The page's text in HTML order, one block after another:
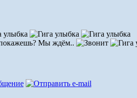
покажешь? Мы ждём..